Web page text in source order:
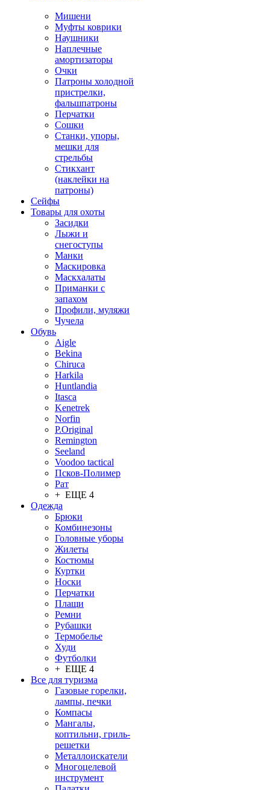
Мишени
Муфты коврики
Наушники
Наплечные
амортизаторы
Очки
Патроны холодной
пристрелки,
фальшпатроны
Перчатки
Сошки
Станки, упоры,
мешки для
стрельбы
Стикхант
(наклейки на
патроны)
Сейфы
Товары для охоты
Засидки
Лыжи и
снегоступы
Манки
Маскировка
Маскхалаты
Приманки с
запахом
Профили, муляжи
Чучела
Обувь
Aigle
Bekina
Chiruсa
Harkila
Huntlandia
Itasca
Kenetrek
Norfin
P.Original
Remington
Seeland
Voodoo tactical
Псков-Полимер
Рат
+ ЕЩЕ 4
Одежда
Брюки
Комбинезоны
Головные уборы
Жилеты
Костюмы
Куртки
Носки
Перчатки
Плащи
Ремни
Рубашки
Термобелье
Худи
Футболки
+ ЕЩЕ 4
Все для туризма
Газовые горелки,
лампы, печки
Компасы
Мангалы,
коптильни, гриль-
решетки
Металлоискатели
Многоцелевой
инструмент